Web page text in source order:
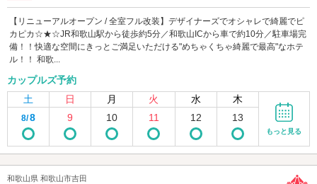
【リニューアルオープン / 全室フル改装】デザイナーズでオシャレで綺麗でピ
カピカ☆★☆JR和歌山駅から徒歩約5分／和歌山ICから車で約10分／駐車場完
備！！快適な空間にきっとご満足いただける"めちゃくちゃ綺麗で最高"なホテ
ル！！ 和歌...
カップルズ予約
土
日 月 火 水 木
8/8 9 10 11 12 13
もっと見る
和歌山県 和歌山市吉田